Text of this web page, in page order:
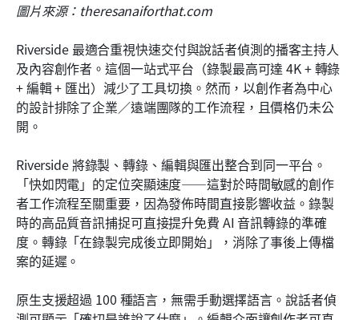
圖片來源：theresanaiforthat.com
Riverside 最適合重視快速交付與說話者偵測的播客主持人
及內容創作者。這個一站式平台（錄製最高可達 4K + 轉錄
+ 編輯 + 匯出）減少了工具切換。然而，以創作者為中心
的設計排除了企業／遠端團隊的工作流程，且價格仍未公
開。
Riverside 將錄製、轉錄、編輯與匯出整合到同一平台。
「快如閃電」的定位突顯速度——這對於時間敏感的創作
者工作流程至關重要，因為發佈時間直接影響收益。錄製
時的高品質音訊捕捉可直接提升免費 AI 音訊轉錄的準確
度。轉錄「在錄製完成後立即開始」，消除了事後上傳檔
案的延遲。
原生支援超過 100 種語言，無需手動選擇語言。說話者偵